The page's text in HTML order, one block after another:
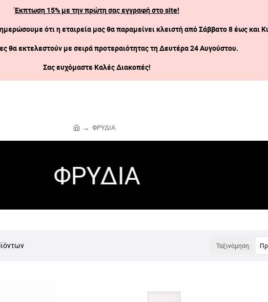
Έκπτωση 15% με την πρώτη σας εγγραφή στο site!
ότι η εταιρεία μας θα παραμείνει κλειστήαπό Σάββατο 8 έως και
θα εκτελεστούν με σειρά προτεραιότητας τη Δευτέρα 24 Αυγούστου.
Σας ευχόμαστε Καλές Διακοπές!
e
ΦΡΥΔΙΑ
ΦΡΥΔΙΑ
Ταξινόμηση: